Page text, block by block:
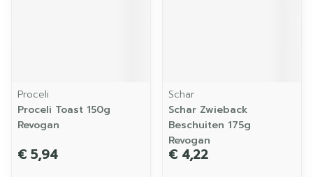
Proceli
Proceli Toast 150g
Revogan
€ 5,94
Schar
Schar Zwieback
Beschuiten 175g
Revogan
€ 4,22